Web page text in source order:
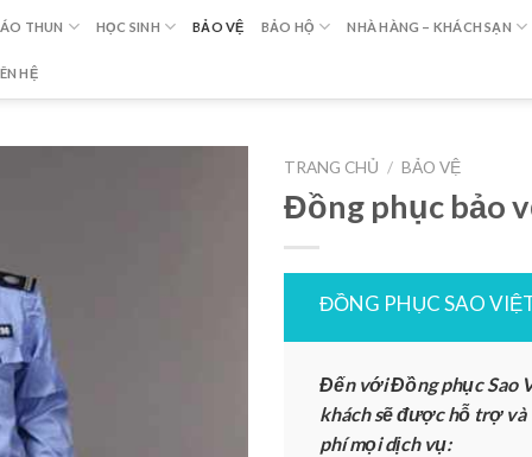
ÁO THUN HỌC SINH BẢO VỆ BẢO HỘ NHÀ HÀNG – KHÁCH SẠN
HỆ
TRANG CHỦ / BẢO VỆ
Đồng phục bảo
ĐỒNG PHỤC SAO
Đến với Đồng phục Sao
khách sẽ được hỗ trợ và
phí mọi dịch vụ: